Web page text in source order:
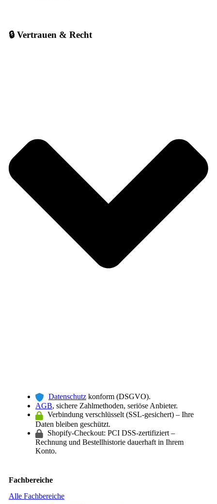
🔒 Vertrauen & Recht
Datenschutz konform (DSGVO).
AGB, sichere Zahlmethoden, seriöse Anbieter.
Verbindung verschlüsselt (SSL-gesichert) – Ihre
Daten bleiben geschützt.
Shopify-Checkout: PCI DSS-zertifiziert –
Rechnung und Bestellhistorie dauerhaft in Ihrem
Konto.
Fachbereiche
Alle Fachbereiche